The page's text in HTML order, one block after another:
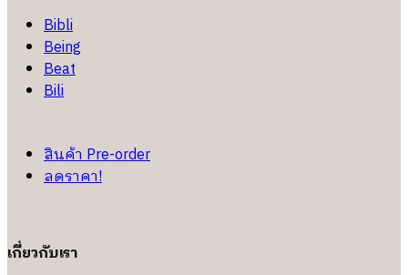
Bibli
Being
Beat
Bili
สินค้า Pre-order
ลดราคา!
เกี่ยวกับเรา